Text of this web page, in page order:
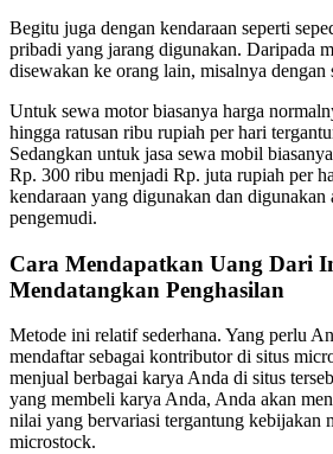
Begitu juga dengan kendaraan seperti
pribadi yang jarang digunakan. Daripada
disewakan ke orang lain, misalnya
Untuk sewa motor biasanya harga
hingga ratusan ribu rupiah per hari
Sedangkan untuk jasa sewa mobil
Rp. 300 ribu menjadi Rp. juta rupiah per
kendaraan yang digunakan dan digunakan
pengemudi.
Cara Mendapatkan Uang Dari
Mendatangkan Penghasilan
Metode ini relatif sederhana. Yang perlu
mendaftar sebagai kontributor di situs
menjual berbagai karya Anda di situs
yang membeli karya Anda, Anda akan
nilai yang bervariasi tergantung kebijakan
microstock.